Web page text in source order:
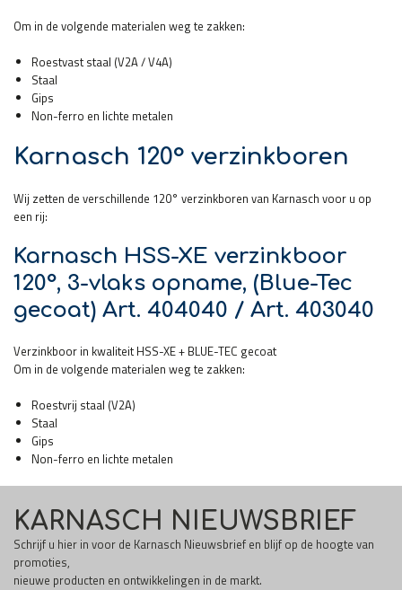
Om in de volgende materialen weg te zakken:
Roestvast staal (V2A / V4A)
Staal
Gips
Non-ferro en lichte metalen
Karnasch 120° verzinkboren
Wij zetten de verschillende 120° verzinkboren van Karnasch voor u op
een rij:
Karnasch HSS-XE verzinkboor
120°, 3-vlaks opname, (Blue-Tec
gecoat) Art. 404040 / Art. 403040
Verzinkboor in kwaliteit HSS-XE + BLUE-TEC gecoat
Om in de volgende materialen weg te zakken:
Roestvrij staal (V2A)
Staal
Gips
Non-ferro en lichte metalen
KARNASCH NIEUWSBRIEF
Schrijf u hier in voor de Karnasch Nieuwsbrief en blijf op de hoogte van
promoties,
nieuwe producten en ontwikkelingen in de markt.